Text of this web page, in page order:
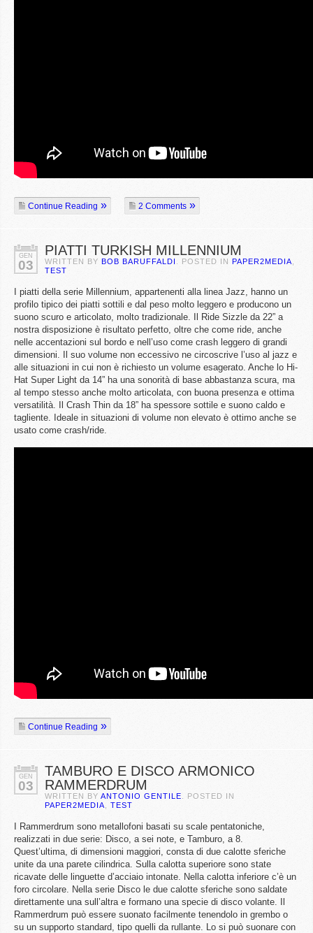
Continue Reading 2 Comments
GEN
03
PIATTI TURKISH MILLENNIUM
WRITTEN BY BOB BARUFFALDI . POSTED IN PAPER2MEDIA
TEST
I piatti della serie Millennium, appartenenti alla linea Jazz, hanno un
profilo tipico dei piatti sottili e dal peso molto leggero e producono un
suono scuro e articolato, molto tradizionale. Il Ride Sizzle da 22” a
nostra disposizione è risultato perfetto, oltre che come ride, anche
nelle accentazioni sul bordo e nell’uso come crash leggero di grandi
dimensioni. Il suo volume non eccessivo ne circoscrive l’uso al jazz e
alle situazioni in cui non è richiesto un volume esagerato. Anche lo Hi-
Hat Super Light da 14” ha una sonorità di base abbastanza scura, ma
al tempo stesso anche molto articolata, con buona presenza e ottima
versatilità. Il Crash Thin da 18” ha spessore sottile e suono caldo e
tagliente. Ideale in situazioni di volume non elevato è ottimo anche se
usato come crash/ride.
Continue Reading
GEN
03
TAMBURO E DISCO ARMONICO
RAMMERDRUM
WRITTEN BY ANTONIO GENTILE . POSTED IN
PAPER2MEDIA
TEST
I Rammerdrum sono metallofoni basati su scale pentatoniche,
realizzati in due serie: Disco, a sei note, e Tamburo, a 8.
Quest’ultima, di dimensioni maggiori, consta di due calotte sferiche
unite da una parete cilindrica. Sulla calotta superiore sono state
ricavate delle linguette d’acciaio intonate. Nella calotta inferiore c’è un
foro circolare. Nella serie Disco le due calotte sferiche sono saldate
direttamente una sull’altra e formano una specie di disco volante. Il
Rammerdrum può essere suonato facilmente tenendolo in grembo o
su un supporto standard, tipo quelli da rullante. Lo si può suonare con